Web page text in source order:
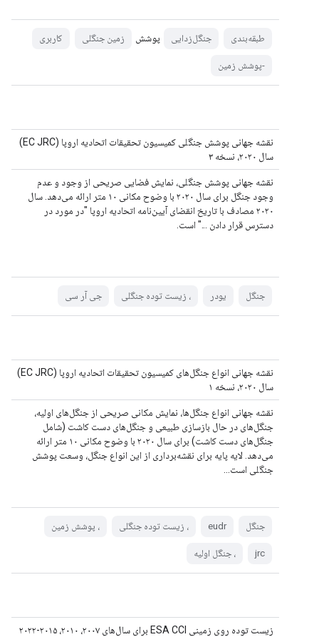
طبقه‌بندی جنگل‌زدایی پوشش زمین جنگلی کاربری
-پوشش زمین
نقشه جهانی پوشش جنگلی کمیسیون تحقیقات اتحادیه اروپا (EC JRC)
سال ۲۰۲۰، نسخه ۳
نقشه جهانی پوشش جنگلی، نمایش فضایی صریحی از وجود و عدم
وجود جنگل برای سال ۲۰۲۰ با وضوح مکانی ۱۰ متر ارائه می‌دهد. سال
۲۰۲۰ مصادف با تاریخ انقضای آیین‌نامه اتحادیه اروپا "در مورد در
دسترس قرار دادن ..." است.
جنگل یودر ، زیست توده جنگلی جی آر سی
نقشه جهانی انواع جنگل‌های کمیسیون تحقیقات اتحادیه اروپا (EC JRC)
سال ۲۰۲۰، نسخه ۱
نقشه جهانی انواع جنگل‌ها، نمایش مکانی صریحی از جنگل‌های اولیه،
جنگل‌های در حال بازسازی طبیعی و جنگل‌های دست کاشت (شامل
جنگل‌های دست کاشت) برای سال ۲۰۲۰ با وضوح مکانی ۱۰ متر ارائه
می‌دهد. لایه پایه برای نقشه‌برداری از این انواع جنگل، وسعت پوشش
جنگلی است...
جنگل eudr ، زیست توده جنگلی ، پوشش زمین
jrc ، جنگل اولیه
زیست توده روی زمینی ESA CCI برای سال‌های ۲۰۰۷، ۲۰۱۰، ۲۰۱۵-۲۰۲۲